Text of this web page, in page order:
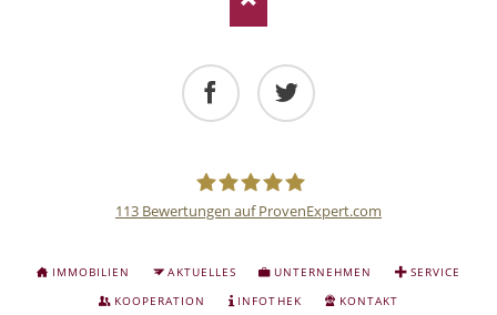
Anlage
113 Bewertungen auf ProvenExpert.com
NAVIGATION
ÜBERSPRINGEN
IMMOBILIEN AKTUELLES UNTERNEHMEN
SERVICE
KOOPERATION
INFOTHEK KONTAKT